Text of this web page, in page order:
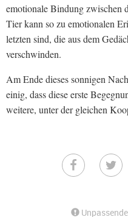
emotionale Bindung zwischen
Tier kann so zu emotionalen
letzten sind, die aus dem
verschwinden.
Am Ende dieses sonnigen
einig, dass diese erste
weitere, unter der gleichen